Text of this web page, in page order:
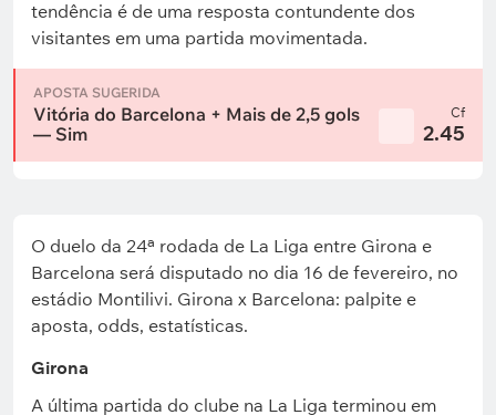
tendência é de uma resposta contundente dos
visitantes em uma partida movimentada.
APOSTA SUGERIDA
Vitória do Barcelona + Mais de 2,5 gols
— Sim
Cf
2.45
O duelo da 24ª rodada de La Liga entre Girona e
Barcelona será disputado no dia 16 de fevereiro, no
estádio Montilivi. Girona x Barcelona: palpite e
aposta, odds, estatísticas.
Girona
A última partida do clube na La Liga terminou em